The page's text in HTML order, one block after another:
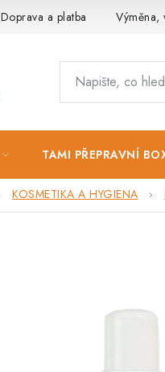
Doprava a platba Výměna,
TAMI PŘEPRAVNÍ
KOSMETIKA A HYGIENA